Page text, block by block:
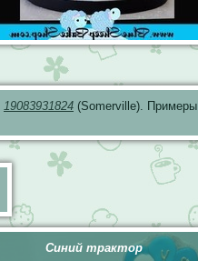
19083931824 (Somerville). Примеры
Синий трактор